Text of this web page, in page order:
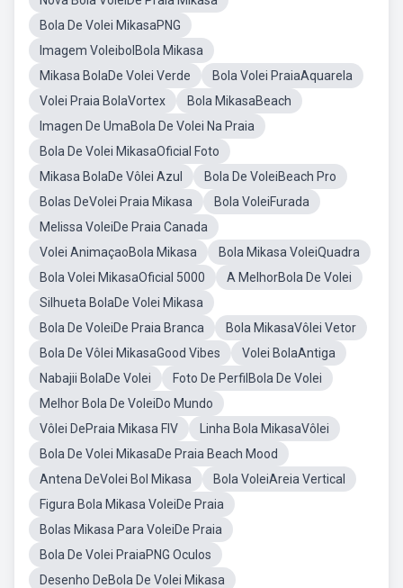
Bola De Volei MikasaPNG
Imagem VoleibolBola Mikasa
Mikasa BolaDe Volei Verde
Bola Volei PraiaAquarela
Volei Praia BolaVortex
Bola MikasaBeach
Imagen De UmaBola De Volei Na Praia
Bola De Volei MikasaOficial Foto
Mikasa BolaDe Vôlei Azul
Bola De VoleiBeach Pro
Bolas DeVolei Praia Mikasa
Bola VoleiFurada
Melissa VoleiDe Praia Canada
Volei AnimaçaoBola Mikasa
Bola Mikasa VoleiQuadra
Bola Volei MikasaOficial 5000
A MelhorBola De Volei
Silhueta BolaDe Volei Mikasa
Bola De VoleiDe Praia Branca
Bola MikasaVôlei Vetor
Bola De Vôlei MikasaGood Vibes
Volei BolaAntiga
Nabajii BolaDe Volei
Foto De PerfilBola De Volei
Melhor Bola De VoleiDo Mundo
Vôlei DePraia Mikasa FIV
Linha Bola MikasaVôlei
Bola De Volei MikasaDe Praia Beach Mood
Antena DeVolei Bol Mikasa
Bola VoleiAreia Vertical
Figura Bola Mikasa VoleiDe Praia
Bolas Mikasa Para VoleiDe Praia
Bola De Volei PraiaPNG Oculos
Desenho DeBola De Volei Mikasa